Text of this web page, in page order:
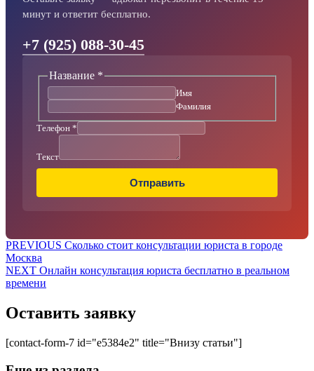
минут и ответит бесплатно.
+7 (925) 088-30-45
Телефон
Название
Текст
Название *
Имя
Фамилия
Телефон *
Текст
Отправить
Навигация
по
записям
PREVIOUS Предыдущая
Сколько стоит консультации юриста в городе
Москва
NEXT Следующая
запись:
Онлайн консультация юриста бесплатно в реальном
времени
Оставить заявку
[contact-form-7 id="e5384e2" title="Внизу статьи"]